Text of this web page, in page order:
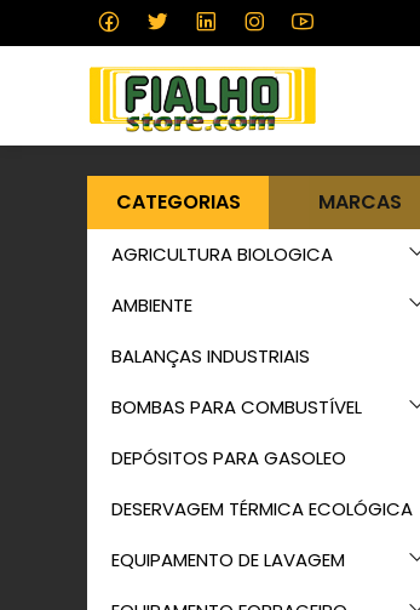
CATEGORIAS MARCAS
AGRICULTURA BIOLOGICA
AMBIENTE
BALANÇAS INDUSTRIAIS
BOMBAS PARA COMBUSTÍVEL
DEPÓSITOS PARA GASOLEO
DESERVAGEM TÉRMICA ECOLÓGICA
EQUIPAMENTO DE LAVAGEM